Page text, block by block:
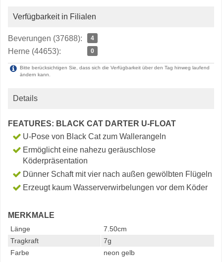
Verfügbarkeit in Filialen
Beverungen (37688): 4
Herne (44653): 0
Bitte berücksichtigen Sie, dass sich die Verfügbarkeit über den Tag hinweg laufend
ändern kann.
Details
FEATURES: BLACK CAT DARTER U-FLOAT
U-Pose von Black Cat zum Wallerangeln
Ermöglicht eine nahezu geräuschlose
Köderpräsentation
Dünner Schaft mit vier nach außen gewölbten Flügeln
Erzeugt kaum Wasserverwirbelungen vor dem Köder
MERKMALE
Länge
7.50cm
Tragkraft
7g
Farbe
neon gelb